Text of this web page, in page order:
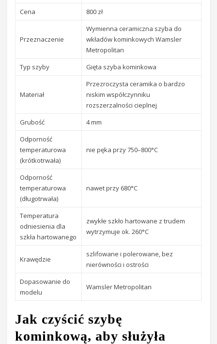
Cena
800 zł
Przeznaczenie
Wymienna ceramiczna szyba do
wkładów kominkowych Wamsler
Metropolitan
Typ szyby
Gięta szyba kominkowa
Materiał
Przezroczysta ceramika o bardzo
niskim współczynniku
rozszerzalności cieplnej
Grubość
4 mm
Odporność
temperaturowa
(krótkotrwała)
nie pęka przy 750–800°C
Odporność
temperaturowa
(długotrwała)
nawet przy 680°C
Temperatura
odniesienia dla
szkła hartowanego
zwykłe szkło hartowane z trudem
wytrzymuje ok. 260°C
Krawędzie
szlifowane i polerowane, bez
nierówności i ostrości
Dopasowanie do
modelu
Wamsler Metropolitan
Jak czyścić szybę
kominkową, aby służyła